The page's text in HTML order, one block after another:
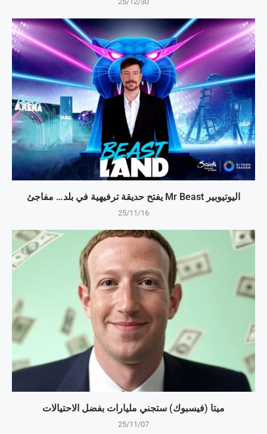
اليوتيوبير Mr Beast يفتح حديقة ترفيهية في بلد… مفاجئ
25/11/16
ميتا (فيسبوك) ستجني مليارات بفضل الاحتيالات
25/11/07